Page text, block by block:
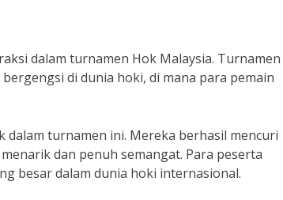
dalam turnamen Hok Malaysia. Turnamen
di dunia hoki, di mana para pemain
turnamen ini. Mereka berhasil mencuri
dan penuh semangat. Para peserta
besar dalam dunia hoki internasional.